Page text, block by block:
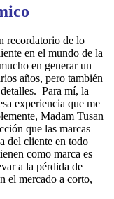
recordatorio de lo
en el mundo de la
en generar un
años, pero también
Para mí, la
experiencia que me
Madam Tusan
que las marcas
del cliente en todo
como marca es
a la pérdida de
el mercado a corto,